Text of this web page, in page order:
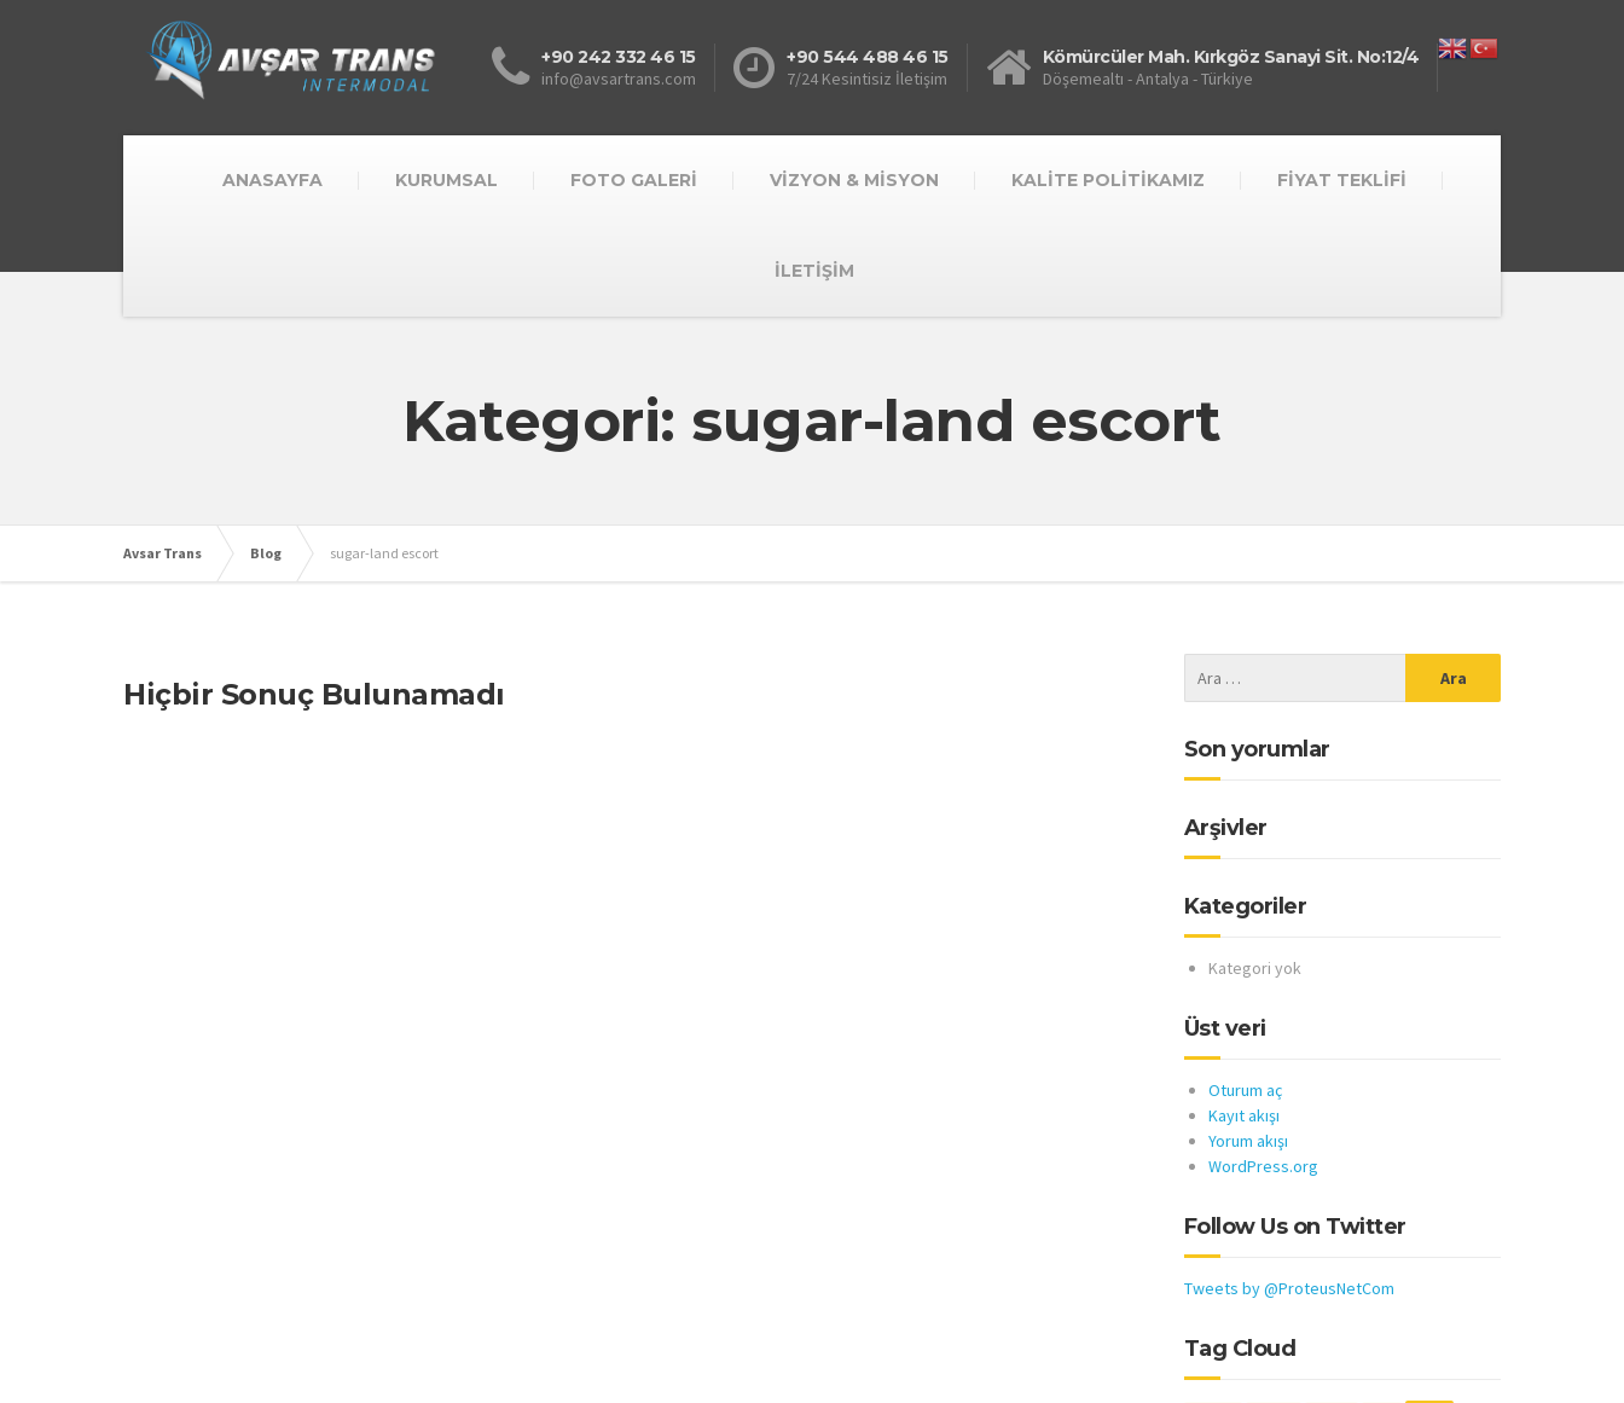
+90 242 332 46 15
info@avsartrans.com
+90 544 488 46 15
7/24 Kesintisiz İletişim
Kömürcüler Mah. Kırkgöz Sanayi Sit. No:12/4
Döşemealtı - Antalya - Türkiye
ANASAYFA KURUMSAL FOTO GALERİ VİZYON & MİSYON KALİTE POLİTİKAMIZ FİYAT TEKLİFİ
İLETİŞİM
Kategori: sugar-land escort
Avsar Trans Blog sugar-land escort
Hiçbir Sonuç Bulunamadı
Son yorumlar
Arşivler
Kategoriler
Kategori yok
Üst veri
Oturum aç
Kayıt akışı
Yorum akışı
WordPress.org
Follow Us on Twitter
Tweets by @ProteusNetCom
Tag Cloud